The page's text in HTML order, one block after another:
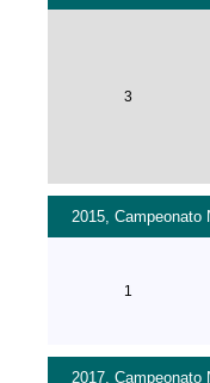
3
2015, Campeonato
1
2017, Campeonato